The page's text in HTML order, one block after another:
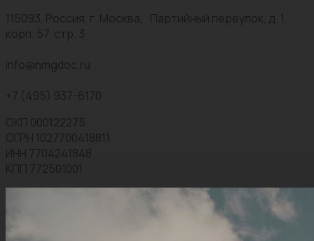
115093, Россия, г. Москва, Партийный переулок, д. 1,
корп. 57, стр. 3
info@nmgdoc.ru
+7 (495) 937-6170
ИНН 7704241848